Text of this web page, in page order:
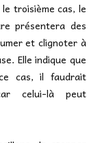
troisième cas, le
présentera des
et clignoter à
Elle indique que
cas, il faudrait
celui-là peut